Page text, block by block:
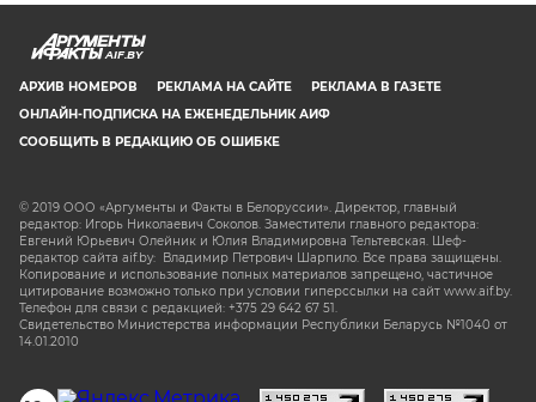
AIF.BY
АРХИВ НОМЕРОВ РЕКЛАМА НА САЙТЕ
РЕКЛАМА В ГАЗЕТЕ
ОНЛАЙН-ПОДПИСКА НА ЕЖЕНЕДЕЛЬНИК АИФ
СООБЩИТЬ В РЕДАКЦИЮ ОБ ОШИБКЕ
© 2019 ООО «Аргументы и Факты в Белоруссии». Директор, главный
редактор: Игорь Николаевич Соколов. Заместители главного редактора:
Евгений Юрьевич Олейник и Юлия Владимировна Тельтевская. Шеф-
редактор сайта aif.by: Владимир Петрович Шарпило. Все права защищены.
Копирование и использование полных материалов запрещено, частичное
цитирование возможно только при условии гиперссылки на сайт www.aif.by.
Телефон для связи с редакцией: +375 29 642 67 51.
Свидетельство Министерства информации Республики Беларусь №1040 от
14.01.2010